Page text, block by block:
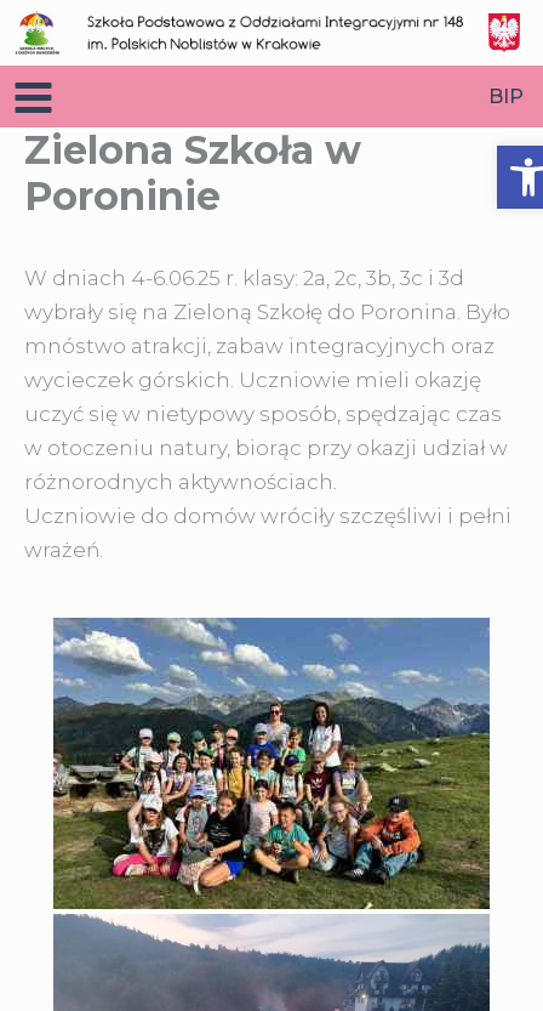
Przejdź
do
treści
BIP
Zielona Szkoła w
Poroninie
W dniach 4-6.06.25 r. klasy: 2a, 2c, 3b, 3c i 3d
wybrały się na Zieloną Szkołę do Poronina. Było
mnóstwo atrakcji, zabaw integracyjnych oraz
wycieczek górskich. Uczniowie mieli okazję
uczyć się w nietypowy sposób, spędzając czas
w otoczeniu natury, biorąc przy okazji udział w
różnorodnych aktywnościach.
Uczniowie do domów wróciły szczęśliwi i pełni
wrażeń.